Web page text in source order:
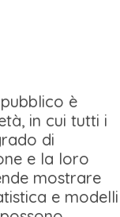
è
in cui tutti i
di
e la loro
mostrare
e modelli